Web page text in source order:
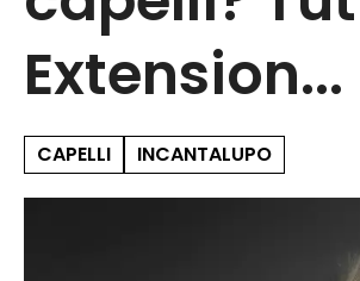
Extension...
CAPELLI INCANTALUPO